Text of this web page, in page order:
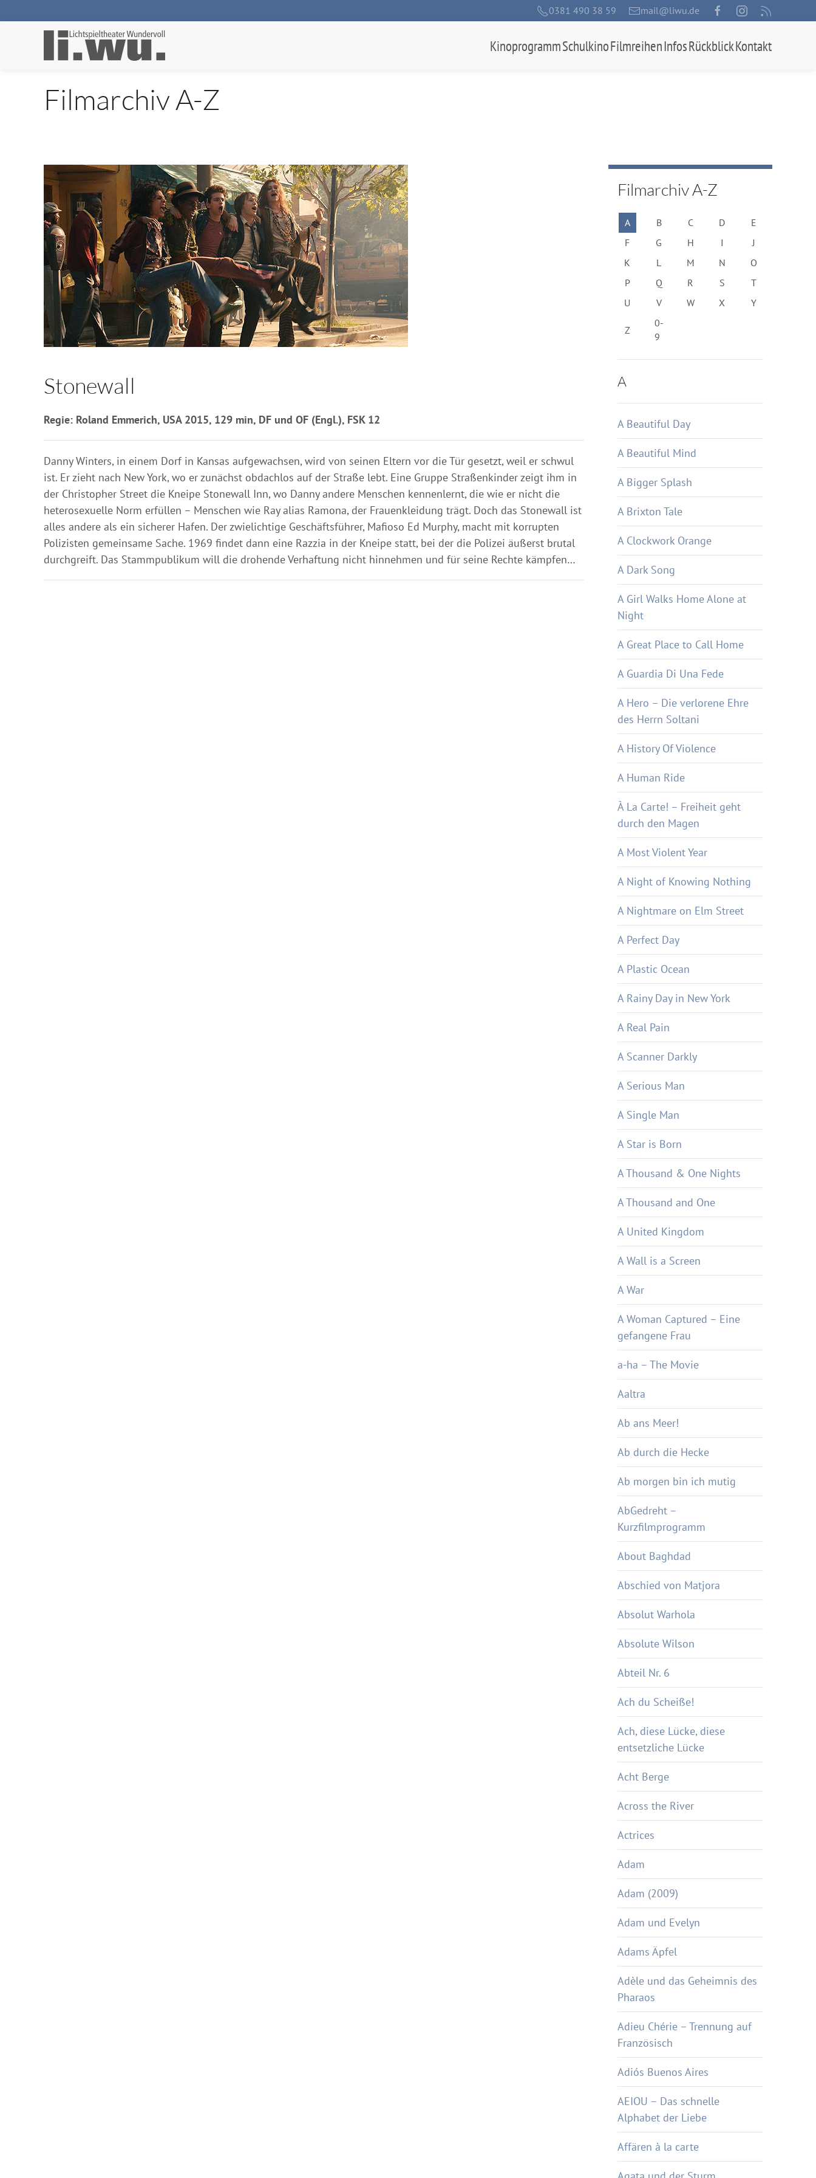
0381 490 38 59 mail@liwu.de
KinoprogrammSchulkinoFilmreihenInfosRückblickKontakt
Filmarchiv A-Z
Stonewall
Regie: Roland Emmerich, USA 2015, 129 min, DF und OF (Engl.), FSK 12
Danny Winters, in einem Dorf in Kansas aufgewachsen, wird von seinen Eltern vor die Tür gesetzt, weil er schwul
ist. Er zieht nach New York, wo er zunächst obdachlos auf der Straße lebt. Eine Gruppe Straßenkinder zeigt ihm in
der Christopher Street die Kneipe Stonewall Inn, wo Danny andere Menschen kennenlernt, die wie er nicht die
heterosexuelle Norm erfüllen – Menschen wie Ray alias Ramona, der Frauenkleidung trägt. Doch das Stonewall ist
alles andere als ein sicherer Hafen. Der zwielichtige Geschäftsführer, Mafioso Ed Murphy, macht mit korrupten
Polizisten gemeinsame Sache. 1969 findet dann eine Razzia in der Kneipe statt, bei der die Polizei äußerst brutal
durchgreift. Das Stammpublikum will die drohende Verhaftung nicht hinnehmen und für seine Rechte kämpfen…
Filmarchiv A-Z
A B C D
E
F
G H I
J
K
L M N
O
P
Q R S
T
U
V W X Y
Z
0-
9
A
A Beautiful Day
A Beautiful Mind
A Bigger Splash
A Brixton Tale
A Clockwork Orange
A Dark Song
A Girl Walks Home Alone at
Night
A Great Place to Call Home
A Guardia Di Una Fede
A Hero – Die verlorene Ehre
des Herrn Soltani
A History Of Violence
A Human Ride
À La Carte! – Freiheit geht
durch den Magen
A Most Violent Year
A Night of Knowing Nothing
A Nightmare on Elm Street
A Perfect Day
A Plastic Ocean
A Rainy Day in New York
A Real Pain
A Scanner Darkly
A Serious Man
A Single Man
A Star is Born
A Thousand & One Nights
A Thousand and One
A United Kingdom
A Wall is a Screen
A War
A Woman Captured – Eine
gefangene Frau
a-ha – The Movie
Aaltra
Ab ans Meer!
Ab durch die Hecke
Ab morgen bin ich mutig
AbGedreht –
Kurzfilmprogramm
About Baghdad
Abschied von Matjora
Absolut Warhola
Absolute Wilson
Abteil Nr. 6
Ach du Scheiße!
Ach, diese Lücke, diese
entsetzliche Lücke
Acht Berge
Across the River
Actrices
Adam
Adam (2009)
Adam und Evelyn
Adams Äpfel
Adèle und das Geheimnis des
Pharaos
Adieu Chérie – Trennung auf
Französisch
Adiós Buenos Aires
AEIOU – Das schnelle
Alphabet der Liebe
Affären à la carte